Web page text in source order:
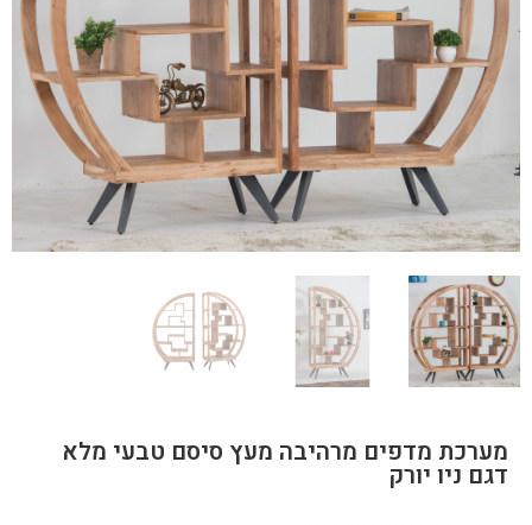
מערכת מדפים מרהיבה מעץ סיסם טבעי מלא
דגם ניו יורק